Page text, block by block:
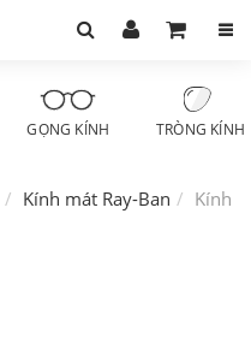
GỌNG KÍNH TRÒNG KÍNH
Kính mát Ray-Ban Kính